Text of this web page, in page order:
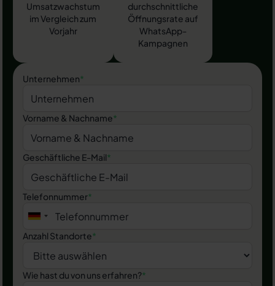
Umsatzwachstum
im Vergleich zum
Vorjahr
durchschnittliche
Öffnungsrate auf
WhatsApp-
Kampagnen
Unternehmen*
Vorname & Nachname*
Geschäftliche E-Mail*
Telefonnummer*
Anzahl Standorte*
Wie hast du von uns erfahren?*